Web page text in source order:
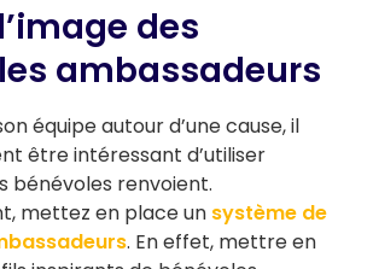
des
ambassadeurs
équipe autour d’une cause, il
être intéressant d’utiliser
bénévoles renvoient.
mettez en place un système de
. En effet, mettre en